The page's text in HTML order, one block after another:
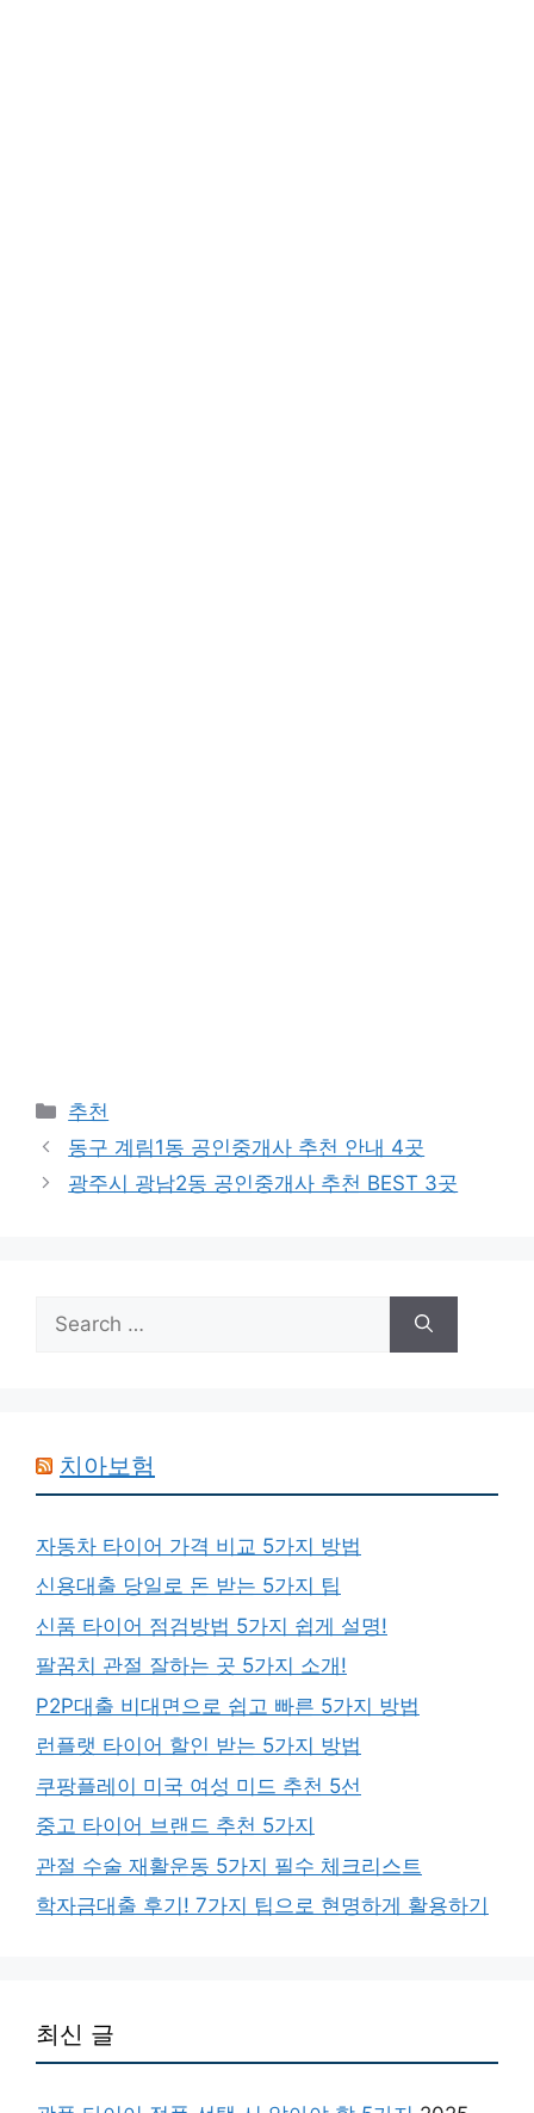
Categories
추천
동구 계림1동 공인중개사 추천 안내 4곳
광주시 광남2동 공인중개사 추천 BEST 3곳
for:
치아보험
자동차 타이어 가격 비교 5가지 방법
신용대출 당일로 돈 받는 5가지 팁
신품 타이어 점검방법 5가지 쉽게 설명!
팔꿈치 관절 잘하는 곳 5가지 소개!
P2P대출 비대면으로 쉽고 빠른 5가지 방법
런플랫 타이어 할인 받는 5가지 방법
쿠팡플레이 미국 여성 미드 추천 5선
중고 타이어 브랜드 추천 5가지
관절 수술 재활운동 5가지 필수 체크리스트
학자금대출 후기! 7가지 팁으로 현명하게 활용하기
최신 글